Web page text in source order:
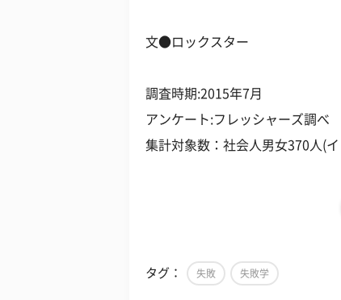
文●ロックスター
調査時期:2015年7月
アンケート:フレッシャーズ調べ
集計対象数：社会人男女370人(
タグ： 失敗 失敗学